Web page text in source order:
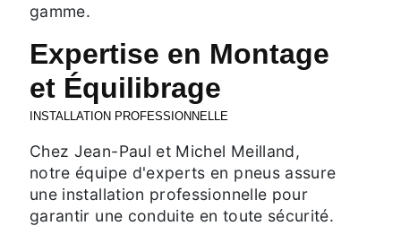
gamme.
Expertise en Montage
et Équilibrage
INSTALLATION PROFESSIONNELLE
Chez Jean-Paul et Michel Meilland,
notre équipe d'experts en pneus assure
une installation professionnelle pour
garantir une conduite en toute sécurité.